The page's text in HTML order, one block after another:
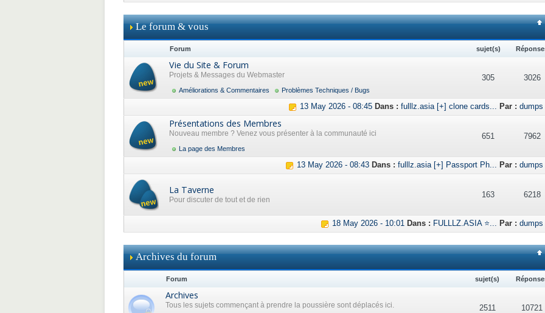
Le forum & vous
Forum sujet(s)
Vie du Site & Forum
Projets & Messages du Webmaster
Améliorations & Commentaires Problèmes Techniques / Bugs
305 3026
13 May 2026 - 08:45 Dans : fulllz.asia [+] clone cards... Par : dumps
Présentations des Membres
Nouveau membre ? Venez vous présenter à la communauté ici
La page des Membres
651 7962
13 May 2026 - 08:43 Dans : fulllz.asia [+] Passport Ph... Par : dumps
La Taverne
Pour discuter de tout et de rien
163 6218
18 May 2026 - 10:01 Dans : FULLLZ.ASIA ⭐... Par : dumps
Archives du forum
Forum sujet(s)
Archives
Tous les sujets commençant à prendre la poussière sont déplacés ici. 2511 10721